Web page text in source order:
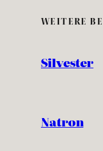
WEITERE
Silvester
Natron